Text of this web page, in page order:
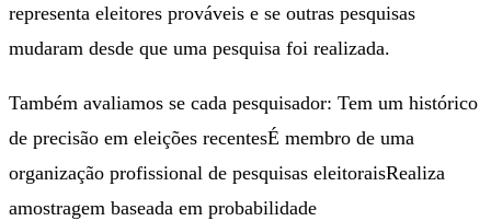
representa eleitores prováveis ​​e se outras pesquisas
mudaram desde que uma pesquisa foi realizada.
Também avaliamos se cada pesquisador: Tem um histórico
de precisão em eleições recentesÉ membro de uma
organização profissional de pesquisas eleitoraisRealiza
amostragem baseada em probabilidade